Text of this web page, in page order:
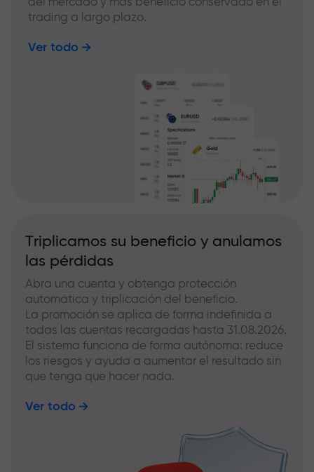
trading a largo plazo.
Ver todo
Triplicamos su beneficio y anulamos
las pérdidas
Abra una cuenta y obtenga protección
automática y triplicación del beneficio.
La promoción se aplica de forma indefinida a
todas las cuentas recargadas hasta 31.08.2026.
El sistema funciona de forma autónoma: reduce
los riesgos y ayuda a aumentar el resultado sin
que tenga que hacer nada.
Ver todo